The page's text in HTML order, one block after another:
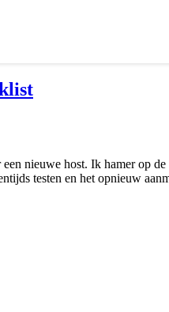
nieuwe host. Ik hamer op
testen en het opnieuw